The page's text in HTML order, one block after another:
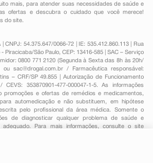
mais, para atender suas necessidades de saúde e
ofertas e descubra o cuidado que você merece!
do site.
| CNPJ: 54.375.647/0066-72 | IE: 535.412.860.113 | Rua
Piracicaba/São Paulo, CEP: 13416-585 | SAC – Serviço
0800 771 2120 (Segunda à Sexta das 8h às 20h/
ou sac@drogal.com.br/ Farmacêutica responsável:
– CRF/SP 49.855 | Autorização de Funcionamento
CEVS: 353870901-477-000047-1-5. As informações
promoções e ofertas de remédios e medicamentos,
automedicação e não substituem, em hipótese
pelo profissional da área médica. Somente o
de diagnosticar qualquer problema de saúde e
Para mais informações, consulte o site